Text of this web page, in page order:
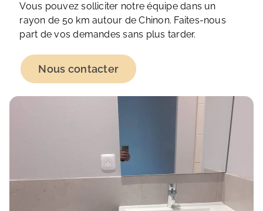
Vous pouvez solliciter notre équipe dans un
rayon de 50 km autour de Chinon. Faites-nous
part de vos demandes sans plus tarder.
Nous contacter